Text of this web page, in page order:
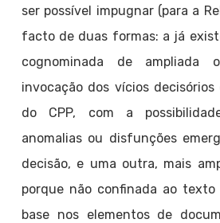
ser possível impugnar (para a
facto de duas formas: a já
cognominada de ampliada
invocação dos vícios decisórios
do CPP, com a
anomalias ou disfunções
decisão, e uma outra, mais
porque não confinada ao
base nos elementos de